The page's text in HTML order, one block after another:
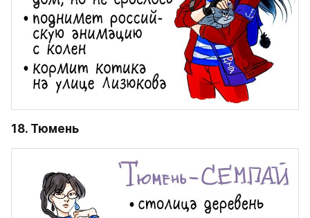
18. Тюмень